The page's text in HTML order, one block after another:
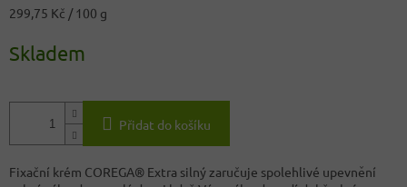
Měrná
299,75 Kč / 100 g
Skladem
Přidat do košíku
Fixační krém COREGA® Extra silný zaručuje spolehlivé upevnění